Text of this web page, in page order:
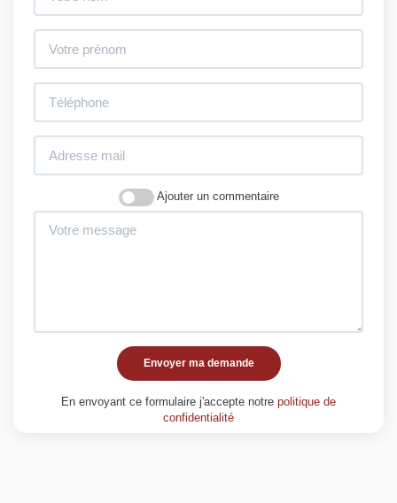
Ajouter un commentaire
Envoyer ma demande
En envoyant ce formulaire j'accepte notre politique de
confidentialité